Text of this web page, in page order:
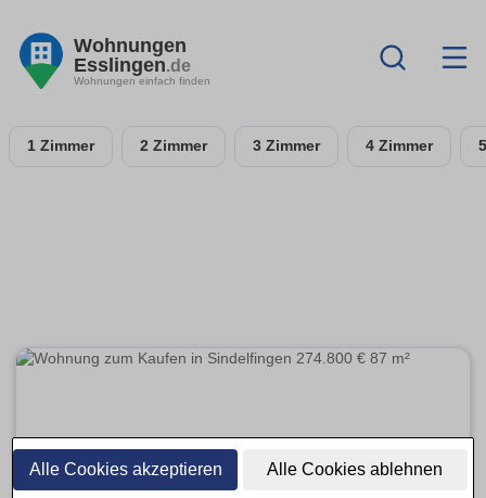
Alle Cookies akzeptieren Alle Cookies ablehnen
Wohnungen
Esslingen.de
Wohnungen einfach finden
1 Zimmer 2 Zimmer 3 Zimmer 4 Zimmer